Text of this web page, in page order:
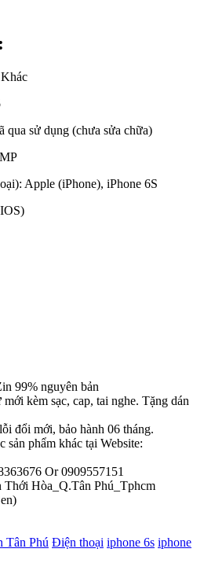
Khác
qua sử dụng (chưa sửa chữa)
Apple (iPhone), iPhone 6S
99% nguyên bản
kèm sạc, cap, tai nghe. Tặng dán
đổi mới, bảo hành 06 tháng.
sản phẩm khác tại Website:
Or 0909557151
Hòa_Q.Tân Phú_Tphcm
Tân Phú Điện thoại iphone 6s iphone